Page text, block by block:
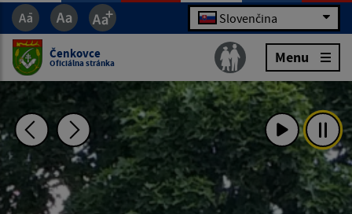
Slovenčina
Čenkovce
Oficiálna stránka Menu